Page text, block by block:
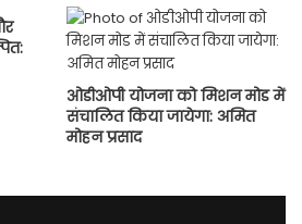
ओडीओपी योजना को मिशन मोड में
संचालित किया जायेगा: अमित
मोहन प्रसाद